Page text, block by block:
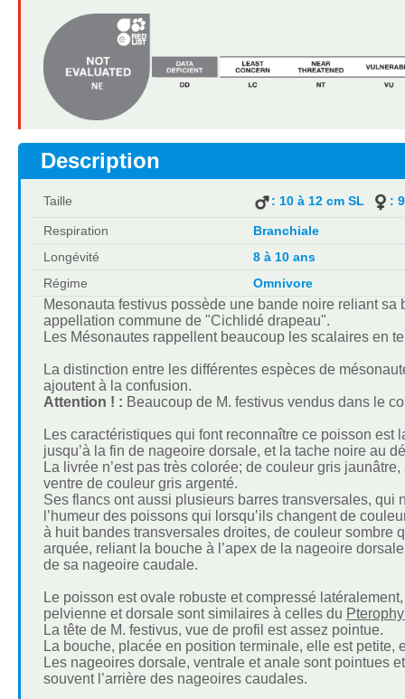
Description
Taille : 10 à 12 cm SL :
Respiration
Branchiale
Longévité
8 à 10 ans
Régime
Omnivore
Mesonauta festivus possède une bande noire reliant
appellation commune de "Cichlidé drapeau".
Les Mésonautes rappellent beaucoup les scalaires en
La distinction entre les différentes espèces de
ajoutent à la confusion.
Attention ! : Beaucoup de M. festivus vendus dans le
Les caractéristiques qui font reconnaître ce poisson
jusqu’à la fin de nageoire dorsale, et la tache noire au
La livrée n’est pas très colorée; de couleur gris
ventre de couleur gris argenté.
Ses flancs ont aussi plusieurs barres transversales,
l’humeur des poissons qui lorsqu’ils changent de
à huit bandes transversales droites, de couleur sombre
arquée, reliant la bouche à l’apex de la nageoire
de sa nageoire caudale.
Le poisson est ovale robuste et compressé
pelvienne et dorsale sont similaires à celles du
La tête de M. festivus, vue de profil est assez pointue.
La bouche, placée en position terminale, elle est petite,
Les nageoires dorsale, ventrale et anale sont pointues
souvent l’arrière des nageoires caudales.